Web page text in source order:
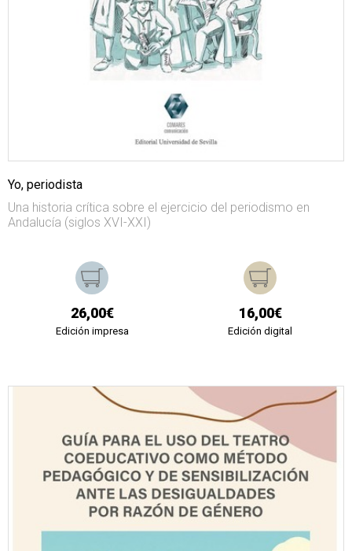
Yo, periodista
Una historia crítica sobre el ejercicio del periodismo en
Andalucía (siglos XVI-XXI)
26,00€
Edición impresa
16,00€
Edición digital